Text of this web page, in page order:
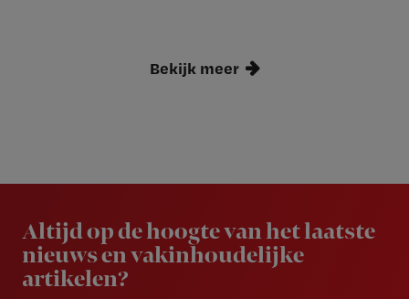
Bekijk meer
Altijd op de hoogte van het laatste
nieuws en vakinhoudelijke
artikelen?